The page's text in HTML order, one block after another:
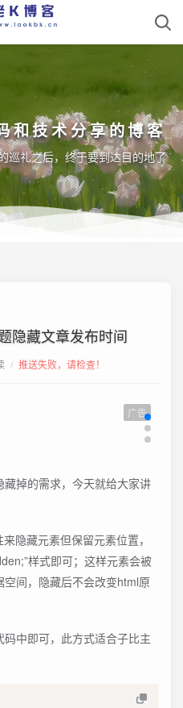
和技术分享的博客
巡礼之后，终于要到达目的地了
隐藏文章发布时间
/ 推送失败，请检查！
广告
掉的需求，今天就给大家讲
隐藏元素但保留元素位置，
样式即可；这样元素会被
间，隐藏后不会改变html原
中即可，此方式适合子比主